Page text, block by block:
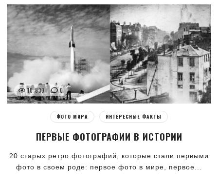
10 830 0
ФОТО МИРА ИНТЕРЕСНЫЕ ФАКТЫ
ПЕРВЫЕ ФОТОГРАФИИ В ИСТОРИИ
20 старых ретро фотографий, которые стали первыми
фото в своем роде: первое фото в мире, первое...